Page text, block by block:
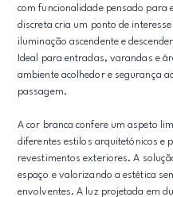
com funcionalidade pensado para
discreta cria um ponto de
iluminação ascendente e
Ideal para entradas, varandas e
ambiente acolhedor e segurança
passagem.
A cor branca confere um aspeto
diferentes estilos arquitetónicos e
revestimentos exteriores. A
espaço e valorizando a estética
envolventes. A luz projetada em